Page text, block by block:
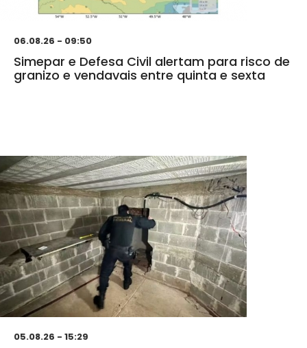
06.08.26 - 09:50
Simepar e Defesa Civil alertam para risco de
granizo e vendavais entre quinta e sexta
05.08.26 - 15:29